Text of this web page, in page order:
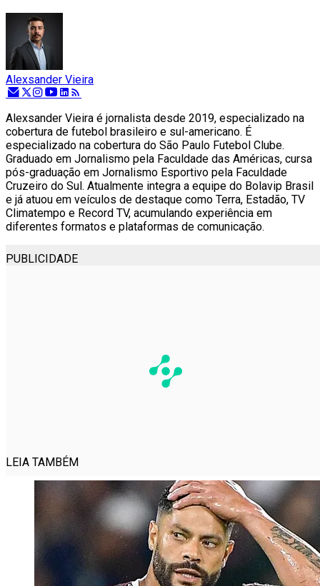
Alexsander Vieira
Alexsander Vieira é jornalista desde 2019, especializado na
cobertura de futebol brasileiro e sul-americano. É
especializado na cobertura do São Paulo Futebol Clube.
Graduado em Jornalismo pela Faculdade das Américas, cursa
pós-graduação em Jornalismo Esportivo pela Faculdade
Cruzeiro do Sul. Atualmente integra a equipe do Bolavip Brasil
e já atuou em veículos de destaque como Terra, Estadão, TV
Climatempo e Record TV, acumulando experiência em
diferentes formatos e plataformas de comunicação.
PUBLICIDADE
LEIA TAMBÉM